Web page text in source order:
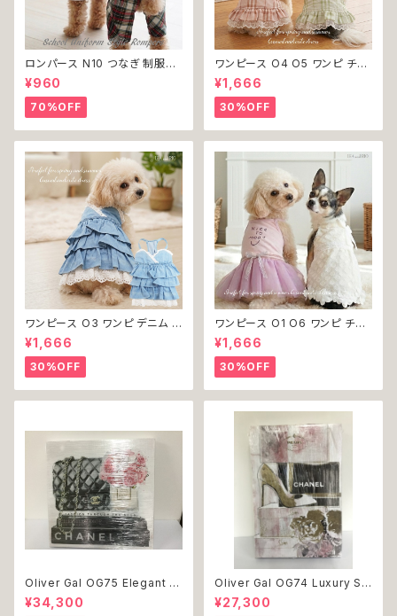
ロンパース N10 つなぎ 制服風
チェック柄 グレー 灰色 コスチュ
ーム コスプレ ドッグウェア dog
犬 猫 ペット 服 犬服 洋服 オシ
ャレ かわいい 小型犬 返品交換
不可
¥960
70%OFF
ワンピース O4 O5 ワンピ チェ
ック プリーツ レース 女の子 犬
犬服 小型 猫 服 洋服 ペット do
g ドッグウェア おしゃれ かわい
い 返品交換不可
¥1,666
30%OFF
ワンピース O3 ワンピ デニム プ
リーツ レース 女の子 犬 犬服
小型 猫 服 洋服 ペット dog ド
ッグウェア おしゃれ かわいい 返
品交換不可
¥1,666
30%OFF
ワンピース O1 O6 ワンピ チュ
ール レース 花 フラワー 女の子
犬 犬服 小型 猫 服 洋服 ペット
dog ドッグウェア おしゃれ かわ
いい 返品交換不可
¥1,666
30%OFF
Oliver Gal OG75 Elegant E
ssentials Paris 絵 アート イ
ンテリア お祝い 贈り物 プレゼ
¥34,300
Oliver Gal OG74 Luxury St
acked Shoes Rose Giftbo
x 絵 アート インテリア お祝い
¥27,300